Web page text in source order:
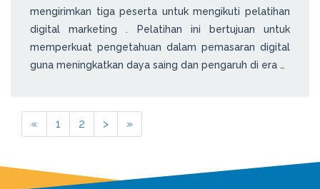
mengirimkan tiga peserta untuk mengikuti pelatihan
digital marketing . Pelatihan ini bertujuan untuk
memperkuat pengetahuan dalam pemasaran digital
guna meningkatkan daya saing dan pengaruh di era …
« 1 2 > »